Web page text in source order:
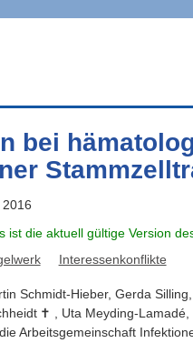
bei
2016
ist die aktuell gültige Version
Interessenkonflikte
Schmidt-Hieber, Gerda Silling
Uta Meyding-Lamadé,
Arbeitsgemeinschaft